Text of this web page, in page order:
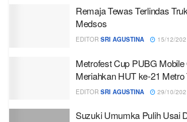
Remaja Tewas Terlindas
Medsos
EDITOR SRI AGUSTINA 15/12/
Metrofest Cup PUBG Mobile
Meriahkan HUT ke-21 Metro
EDITOR SRI AGUSTINA 29/10/
Suzuki Umumka Pulih Usai